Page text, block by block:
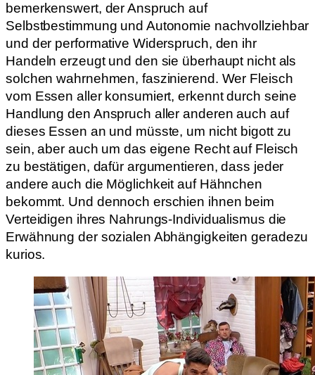
bemerkenswert, der Anspruch auf
Selbstbestimmung und Autonomie nachvollziehbar
und der performative Widerspruch, den ihr
Handeln erzeugt und den sie überhaupt nicht als
solchen wahrnehmen, faszinierend. Wer Fleisch
vom Essen aller konsumiert, erkennt durch seine
Handlung den Anspruch aller anderen auch auf
dieses Essen an und müsste, um nicht bigott zu
sein, aber auch um das eigene Recht auf Fleisch
zu bestätigen, dafür argumentieren, dass jeder
andere auch die Möglichkeit auf Hähnchen
bekommt. Und dennoch erschien ihnen beim
Verteidigen ihres Nahrungs-Individualismus die
Erwähnung der sozialen Abhängigkeiten geradezu
kurios.